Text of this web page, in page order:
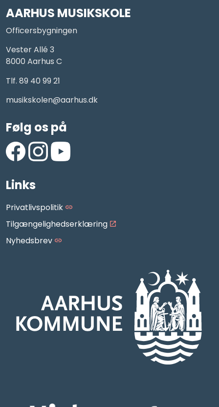
AARHUS MUSIKSKOLE
Officersbygningen
Vester Allé 3
8000 Aarhus C
Tlf. 89 40 99 21
musikskolen@aarhus.dk
Følg os på
Links
Privatlivspolitik
Tilgængelighedserklæring
Nyhedsbrev